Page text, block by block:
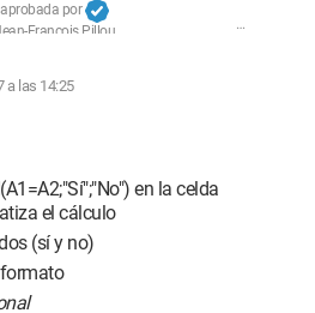
aprobada por
François Pillou
a las 14:25
en la celda
el cálculo
(sí y no)